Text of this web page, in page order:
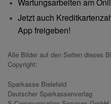
Jetzt auch
App freigeben!
Alle Bilder auf den Seiten dieses
Copyright:
Sparkasse Bielefeld
Deutscher Sparkassenverlag